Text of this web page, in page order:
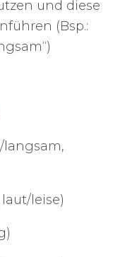
und diese
(Bsp.:
langsam,
leise)